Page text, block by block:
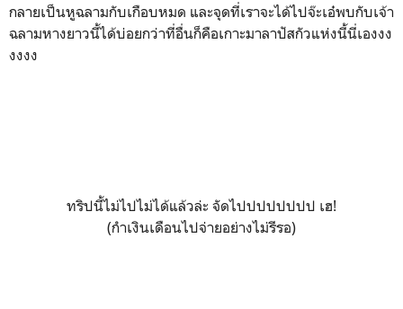
กลายเป็นหูฉลามกับเกือบหมด และจุดที่เราจะได้ไปจ๊ะเอ๋พบกับเจ้า
ฉลามหางยาวนี้ได้บ่อยกว่าที่อื่นก็คือเกาะมาลาปัสกัวแห่งนี้นี่เองงง
งงงง
ทริปนี้ไม่ไปไม่ได้แล้วล่ะ จัดไปปปปปปปป เฮ!
(กำเงินเดือนไปจ่ายอย่างไม่รีรอ)